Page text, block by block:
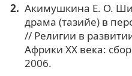
Акимушкина Е. О.
драма (тазийе) в
// Религии в
Африки ХХ века:
2006.